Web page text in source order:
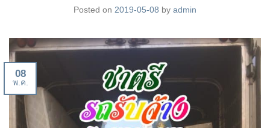
Posted on 2019-05-08 by admin
08
พ.ค.